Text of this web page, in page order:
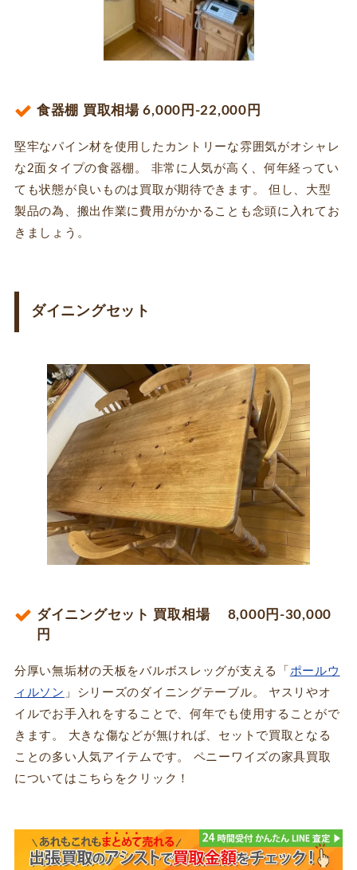
食器棚 買取相場 6,000円-22,000円
堅牢なパイン材を使用したカントリーな雰囲気がオシャレ
な2面タイプの食器棚。 非常に人気が高く、何年経ってい
ても状態が良いものは買取が期待できます。 但し、大型
製品の為、搬出作業に費用がかかることも念頭に入れてお
きましょう。
ダイニングセット
ダイニングセット 買取相場 8,000円-30,000
円
分厚い無垢材の天板をバルボスレッグが支える「 ポールウ
ィルソン 」シリーズのダイニングテーブル。 ヤスリやオ
イルでお手入れをすることで、何年でも使用することがで
きます。 大きな傷などが無ければ、セットで買取となる
ことの多い人気アイテムです。 ペニーワイズの家具買取
についてはこちらをクリック！